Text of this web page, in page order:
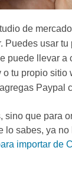
de
Puedes usar
puede llevar a
tu propio
Paypal
sino que para
lo sabes, ya
importar de